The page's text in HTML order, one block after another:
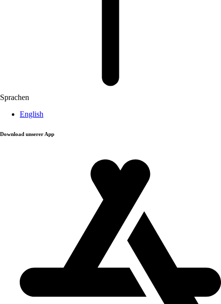
Sprachen
English
Download unserer App